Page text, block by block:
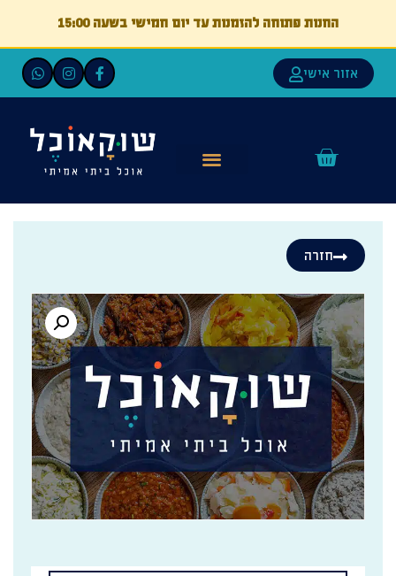
החנות פתוחה להזמנות עד יום חמישי בשעה 15:00
אזור אישי
חזרה